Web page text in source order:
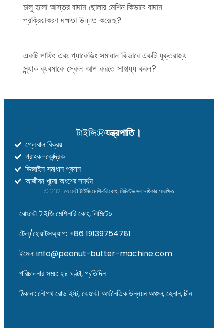
চালু হলো আস্তর বাদাম ছোলার মেশিন কিভাবে বাদাম
প্রক্রিয়াকরণ দক্ষতা উন্নত করেছে?
একটি পাফিং এবং প্যাকেজিং সমাধান কিভাবে একটি যুক্তরাজ্য
স্ন্যাক ব্যবসাকে স্কেল আপ করতে সাহায্য করল?
টাইজি®যন্ত্রপাতি।
গ্লোবাল বিক্রয়
গ্রাহক-কেন্দ্রিক
ডিজাইন সমাধান প্রদান
আজীবন খুচরা অংশের সমর্থন
© 2021 ঝেংঝৌ টাইজি মেশিনারি কোং, লিমিটেড সব অধিকার সংরক্ষিত
ঝেংঝৌ টাইজি মেশিনারি কোং, লিমিটেড
টেল/হোয়াটসঅ্যাপ: +86 19139754781
ইমেল: info@peanut-butter-machine.com
পরিচালনার সময়: ২৪ ঘণ্টা, প্রতিদিন
ঠিকানা: নৌপথ রোড ইস্ট, ঝেংঝৌ অর্থনৈতিক উন্নয়ন অঞ্চল, হেনান, চীন